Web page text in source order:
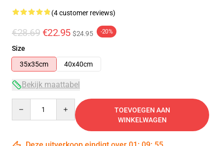
(4 customer reviews)
€28.69 €22.95 $24.95 -20%
Size
35x35cm
40x40cm
Bekijk maattabel
TOEVOEGEN AAN
WINKELWAGEN